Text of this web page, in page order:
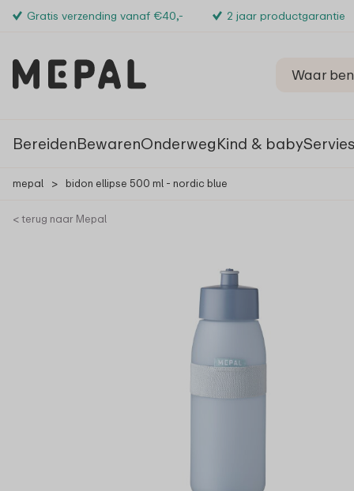
Gratis verzending vanaf €40,- 2 jaar productgarantie
BereidenBewarenOnderwegKind & babyServies
mepal > bidon ellipse 500 ml - nordic blue
< terug naar Mepal